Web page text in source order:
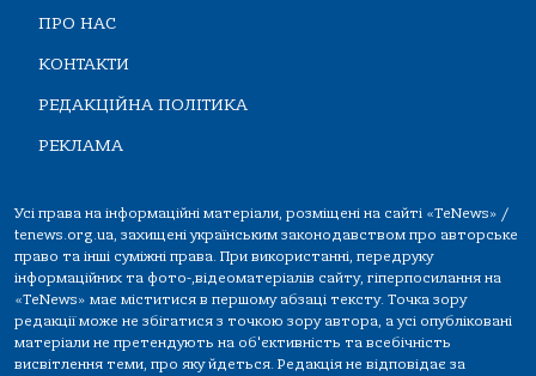
ПРО НАС
КОНТАКТИ
РЕДАКЦІЙНА ПОЛІТИКА
РЕКЛАМА
Усі права на інформаційні матеріали, розміщені на сайті «TeNews» /
tenews.org.ua, захищені українським законодавством про авторське
право та інші суміжні права. При використанні, передруку
інформаційних та фото-,відеоматеріалів сайту, гіперпосилання на
«TeNews» має міститися в першому абзаці тексту. Точка зору
редакції може не збігатися з точкою зору автора, а усі опубліковані
матеріали не претендують на об'єктивність та всебічність
висвітлення теми, про яку йдеться. Редакція не відповідає за